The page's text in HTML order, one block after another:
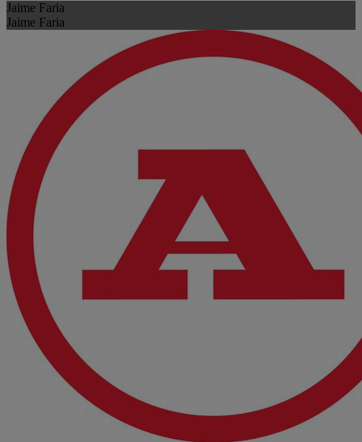
Jaime Faria
Jaime Faria